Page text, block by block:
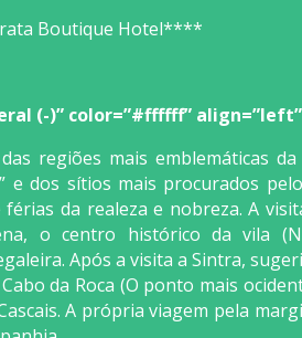
Boutique Hotel****
(-)” color=”#ffffff” align=”left”
regiões mais emblemáticas
e dos sítios mais procurados
da realeza e nobreza. A
o centro histórico da vila
Após a visita a Sintra,
da Roca (O ponto mais
A própria viagem pela